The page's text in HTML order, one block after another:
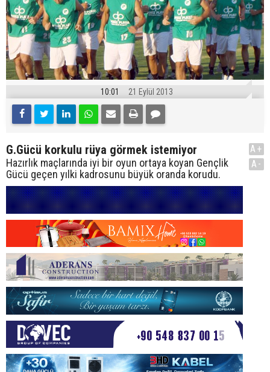
10:01 21 Eylül 2013
G.Gücü korkulu rüya görmek istemiyor
Hazırlık maçlarında iyi bir oyun ortaya koyan Gençlik
Gücü geçen yılki kadrosunu büyük oranda korudu.
A+
A-